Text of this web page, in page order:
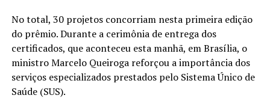
No total, 30 projetos concorriam nesta primeira edição
do prêmio. Durante a cerimônia de entrega dos
certificados, que aconteceu esta manhã, em Brasília, o
ministro Marcelo Queiroga reforçou a importância dos
serviços especializados prestados pelo Sistema Único de
Saúde (SUS).